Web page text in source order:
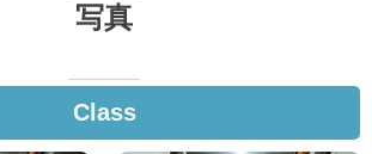
写真
Class